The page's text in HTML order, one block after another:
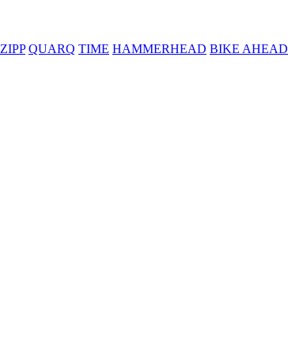
ZIPP QUARQ TIME HAMMERHEAD BIKE AHEAD